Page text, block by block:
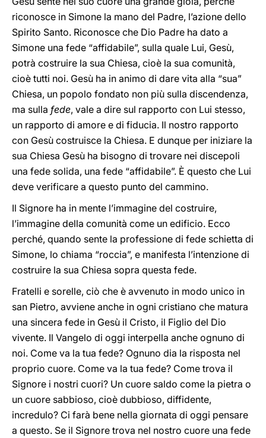
riconosce in Simone la mano del Padre, l’azione dello
Spirito Santo. Riconosce che Dio Padre ha dato a
Simone una fede “affidabile”, sulla quale Lui, Gesù,
potrà costruire la sua Chiesa, cioè la sua comunità,
cioè tutti noi. Gesù ha in animo di dare vita alla “sua”
Chiesa, un popolo fondato non più sulla discendenza,
ma sulla fede, vale a dire sul rapporto con Lui stesso,
un rapporto di amore e di fiducia. Il nostro rapporto
con Gesù costruisce la Chiesa. E dunque per iniziare la
sua Chiesa Gesù ha bisogno di trovare nei discepoli
una fede solida, una fede “affidabile”. È questo che Lui
deve verificare a questo punto del cammino.
Il Signore ha in mente l’immagine del costruire,
l’immagine della comunità come un edificio. Ecco
perché, quando sente la professione di fede schietta di
Simone, lo chiama “roccia”, e manifesta l’intenzione di
costruire la sua Chiesa sopra questa fede.
Fratelli e sorelle, ciò che è avvenuto in modo unico in
san Pietro, avviene anche in ogni cristiano che matura
una sincera fede in Gesù il Cristo, il Figlio del Dio
vivente. Il Vangelo di oggi interpella anche ognuno di
noi. Come va la tua fede? Ognuno dia la risposta nel
proprio cuore. Come va la tua fede? Come trova il
Signore i nostri cuori? Un cuore saldo come la pietra o
un cuore sabbioso, cioè dubbioso, diffidente,
incredulo? Ci farà bene nella giornata di oggi pensare
a questo. Se il Signore trova nel nostro cuore una fede